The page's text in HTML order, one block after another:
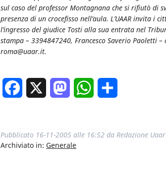
sul caso del professor Montagnana che si rifiutò di
presenza di un crocefisso nell’aula. L’UAAR invita
l’ingresso del giudice Tosti alla sua entrata nel
stampa – 3394847240, Francesco Saverio Paoletti
roma@uaar.it.
Facebook MastodonWhatsApp
Pubblicato 16-11-2005 alle 16:52 da Redazione Uaar
Archiviato in: Generale